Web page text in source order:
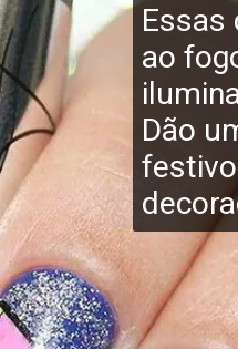
Essas
ao
Dão